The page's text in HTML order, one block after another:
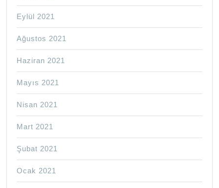
Eylül 2021
Ağustos 2021
Haziran 2021
Mayıs 2021
Nisan 2021
Mart 2021
Şubat 2021
Ocak 2021